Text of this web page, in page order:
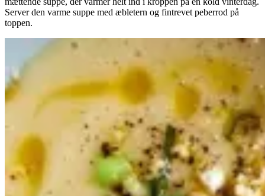
Server den varme suppe med æbletern og fintrevet peberrod på
toppen.